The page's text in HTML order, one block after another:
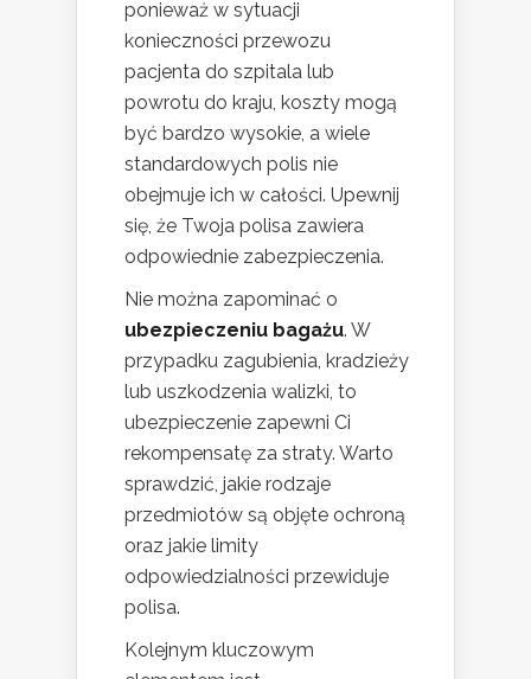
ponieważ w sytuacji
konieczności przewozu
pacjenta do szpitala lub
powrotu do kraju, koszty mogą
być bardzo wysokie, a wiele
standardowych polis nie
obejmuje ich w całości. Upewnij
się, że Twoja polisa zawiera
odpowiednie zabezpieczenia.
Nie można zapominać o
ubezpieczeniu bagażu. W
przypadku zagubienia, kradzieży
lub uszkodzenia walizki, to
ubezpieczenie zapewni Ci
rekompensatę za straty. Warto
sprawdzić, jakie rodzaje
przedmiotów są objęte ochroną
oraz jakie limity
odpowiedzialności przewiduje
polisa.
Kolejnym kluczowym